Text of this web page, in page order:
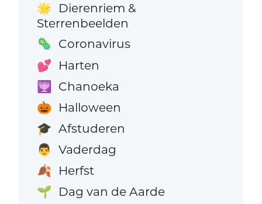
🌟
Dierenriem &
Sterrenbeelden
🦠 Coronavirus
💕 Harten
🕎 Chanoeka
🎃 Halloween
🎓 Afstuderen
👨 Vaderdag
🍂 Herfst
🌱 Dag van de Aarde